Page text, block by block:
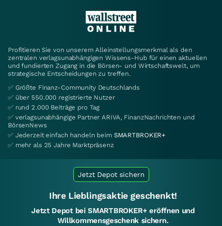
Profitieren Sie von unserem Alleinstellungsmerkmal als den
zentralen verlagsunabhängigen Wissens-Hub für einen aktuellen
und fundierten Zugang in die Börsen- und Wirtschaftswelt, um
strategische Entscheidungen zu treffen.
✅ Größte Finanz-Community Deutschlands
✅ über 550.000 registrierte Nutzer
✅ rund 2.000 Beiträge pro Tag
✅ verlagsunabhängige Partner ARIVA, FinanzNachrichten und
BörsenNews
✅ Jederzeit einfach handeln beim SMARTBROKER+
✅ mehr als 25 Jahre Marktpräsenz
Jetzt Depot sichern
Ihre Lieblingsaktie geschenkt!
Jetzt Depot bei SMARTBROKER+ eröffnen und
Willkommensgeschenk sichern.